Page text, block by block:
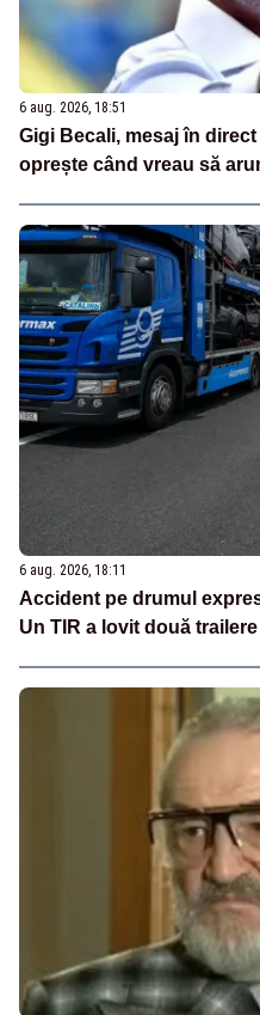
6 aug. 2026, 18:51
Gigi Becali, mesaj în
oprește când vreau să
6 aug. 2026, 18:11
Accident pe drumul
Un TIR a lovit două